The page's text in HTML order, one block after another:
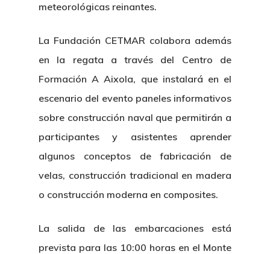
meteorológicas reinantes.
La Fundación CETMAR colabora además
en la regata a través del Centro de
Formación A Aixola, que instalará en el
escenario del evento paneles informativos
sobre construcción naval que permitirán a
participantes y asistentes aprender
algunos conceptos de fabricación de
velas, construcción tradicional en madera
o construcción moderna en composites.
La salida de las embarcaciones está
prevista para las 10:00 horas en el Monte